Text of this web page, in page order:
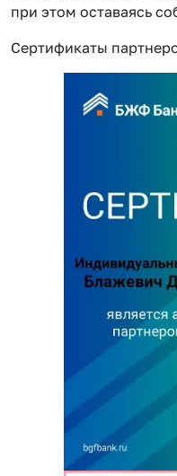
при этом оставаясь
Сертификаты